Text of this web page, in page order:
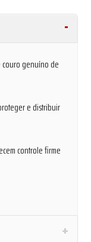
couro genuíno de
e distribuir
controle firme